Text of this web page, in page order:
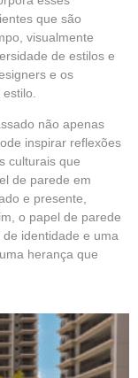
que são
visualmente
de estilos e
e os
não apenas
inspirar reflexões
culturais que
de parede em
e presente,
o papel de parede
identidade e uma
herança que